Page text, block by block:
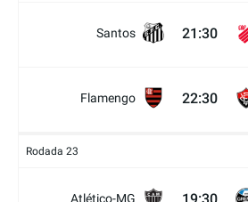
Santos 21:30
Flamengo 22:30
Rodada 23
Atlético-MG